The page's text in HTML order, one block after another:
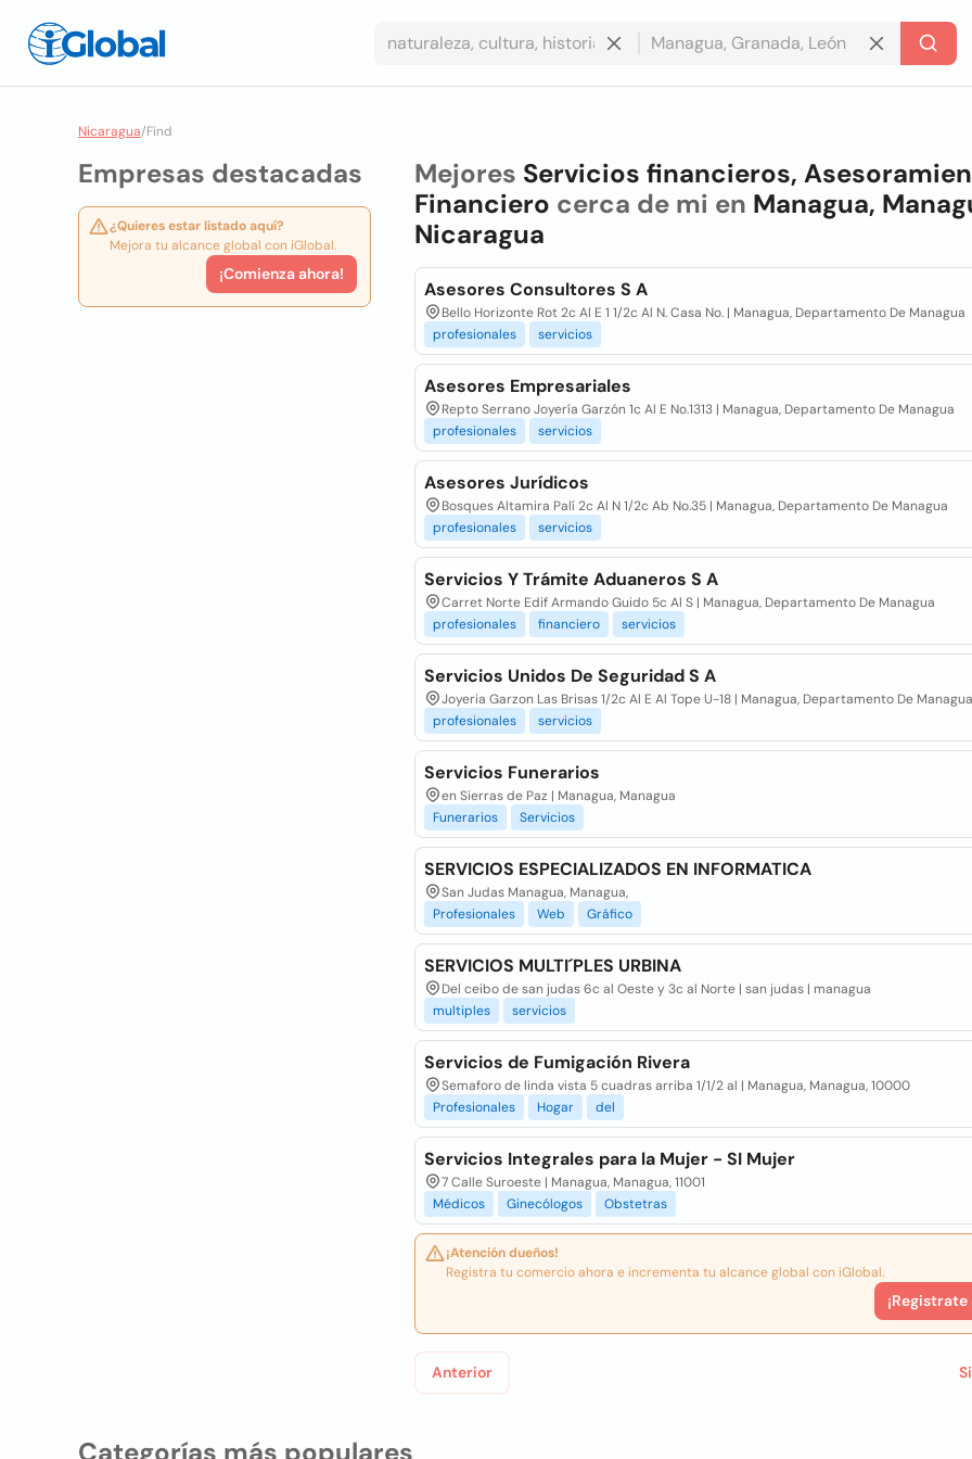
Nicaragua/Find
Empresas destacadas
¿Quieres estar listado aquí?
Mejora tu alcance global con iGlobal.
¡Comienza ahora!
Mejores Servicios financieros,
Financiero cerca de mi en Managua,
Nicaragua
Asesores Consultores S A
Bello Horizonte Rot 2c Al E 1 1/2c Al N. Casa No. | Managua, Departamento De Managua
profesionales
servicios
Asesores Empresariales
Repto Serrano Joyería Garzón 1c Al E No.1313 | Managua, Departamento De Managua
profesionales
servicios
Asesores Jurídicos
Bosques Altamira Palí 2c Al N 1/2c Ab No.35 | Managua, Departamento De Managua
profesionales
servicios
Servicios Y Trámite Aduaneros S A
Carret Norte Edif Armando Guido 5c Al S | Managua, Departamento De Managua
profesionales
financiero servicios
Servicios Unidos De Seguridad S A
Joyeria Garzon Las Brisas 1/2c Al E Al Tope U-18 | Managua, Departamento De Managua
profesionales
servicios
Servicios Funerarios
en Sierras de Paz | Managua, Managua
Funerarios
Servicios
SERVICIOS ESPECIALIZADOS EN INFORMATICA
San Judas Managua, Managua,
Profesionales
Web Gráfico
SERVICIOS MULTI´PLES URBINA
Del ceibo de san judas 6c al Oeste y 3c al Norte | san judas | managua
multiples
servicios
Servicios de Fumigación Rivera
Semaforo de linda vista 5 cuadras arriba 1/1/2 al | Managua, Managua, 10000
Profesionales
Hogar del
Servicios Integrales para la Mujer - SI Mujer
7 Calle Suroeste | Managua, Managua, 11001
Médicos
Ginecólogos Obstetras
¡Atención dueños!
Registra tu comercio ahora e incrementa tu alcance global con iGlobal.
Anterior
Categorías más populares